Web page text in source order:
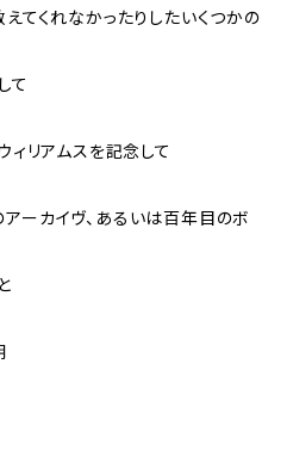
えてくれなかったりしたいくつかの
て
ィリアムスを記念して
ーカイヴ、あるいは百年目のボ